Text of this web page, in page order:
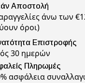
Αποστολή
άνω των
όροι)
Επιστροφής
30 ημερών
Πληρωμές
ασφάλεια